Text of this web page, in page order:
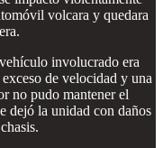
volcara y quedara
involucrado era
de velocidad y una
no pudo mantener el
dejó la unidad con daños